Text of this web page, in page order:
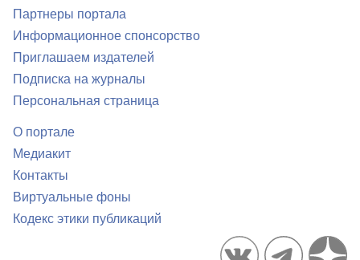
Партнеры портала
Информационное спонсорство
Приглашаем издателей
Подписка на журналы
Персональная страница
О портале
Медиакит
Контакты
Виртуальные фоны
Кодекс этики публикаций